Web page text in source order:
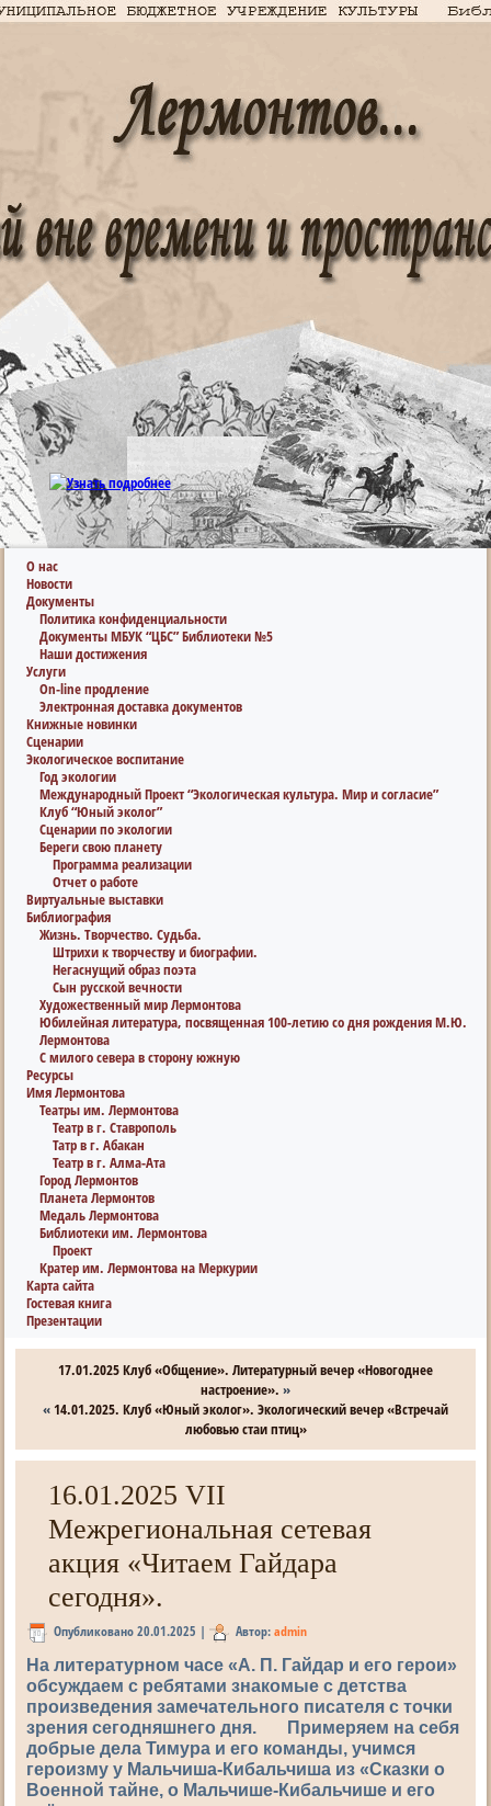
О нас
Новости
Документы
Политика конфиденциальности
Документы МБУК “ЦБС” Библиотеки №5
Наши достижения
Услуги
On-line продление
Электронная доставка документов
Книжные новинки
Сценарии
Экологическое воспитание
Год экологии
Международный Проект “Экологическая культура. Мир и согласие”
Клуб “Юный эколог”
Сценарии по экологии
Береги свою планету
Программа реализации
Отчет о работе
Виртуальные выставки
Библиография
Жизнь. Творчество. Судьба.
Штрихи к творчеству и биографии.
Негаснущий образ поэта
Сын русской вечности
Художественный мир Лермонтова
Юбилейная литература, посвященная 100-летию со дня рождения М.Ю.
Лермонтова
С милого севера в сторону южную
Ресурсы
Имя Лермонтова
Театры им. Лермонтова
Театр в г. Ставрополь
Татр в г. Абакан
Театр в г. Алма-Ата
Город Лермонтов
Планета Лермонтов
Медаль Лермонтова
Библиотеки им. Лермонтова
Проект
Кратер им. Лермонтова на Меркурии
Карта сайта
Гостевая книга
Презентации
17.01.2025 Клуб «Общение». Литературный вечер «Новогоднее
настроение». »
«14.01.2025. Клуб «Юный эколог». Экологический вечер «Встречай
любовью стаи птиц»
16.01.2025 VII
Межрегиональная сетевая
акция «Читаем Гайдара
сегодня».
Опубликовано 20.01.2025 | Автор: admin
На литературном часе «А. П. Гайдар и его герои»
обсуждаем с ребятами знакомые с детства
произведения замечательного писателя с точки
зрения сегодняшнего дня. Примеряем на себя
добрые дела Тимура и его команды, учимся
героизму у Мальчиша-Кибальчиша из «Сказки о
Военной тайне, о Мальчише-Кибальчише и его